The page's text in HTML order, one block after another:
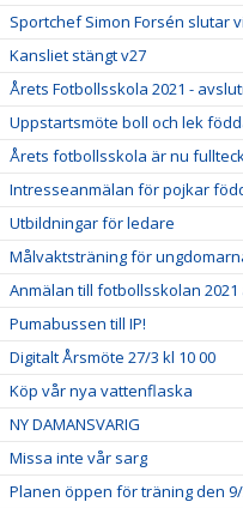
Sportchef Simon Forsén slutar
Kansliet stängt v27
Årets Fotbollsskola 2021 -
Uppstartsmöte boll och lek
Årets fotbollsskola är nu
Intresseanmälan för pojkar
Utbildningar för ledare
Målvaktsträning för
Anmälan till fotbollsskolan
Pumabussen till IP!
Digitalt Årsmöte 27/3 kl 10 00
Köp vår nya vattenflaska
NY DAMANSVARIG
Missa inte vår sarg
Planen öppen för träning den